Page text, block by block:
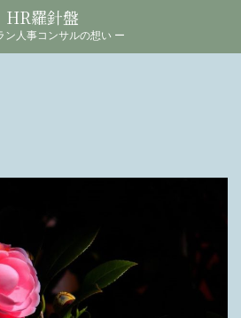
HR羅針盤
ン人事コンサルの想い ー